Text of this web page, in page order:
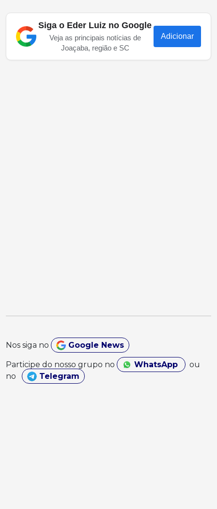
Siga o Eder Luiz no Google
Veja as principais notícias de
Joaçaba, região e SC
Adicionar
Nos siga no Google News
Participe do nosso grupo no WhatsApp
ou
no
Telegram